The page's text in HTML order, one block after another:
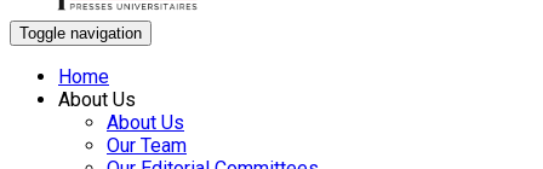
Toggle navigation
Home
About Us
About Us
Our Team